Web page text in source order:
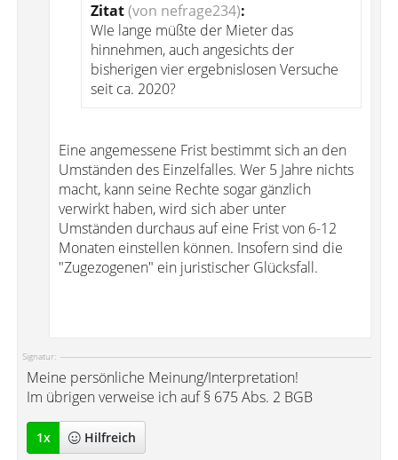
Zitat(von nefrage234):
WIe lange müßte der Mieter das
hinnehmen, auch angesichts der
bisherigen vier ergebnislosen Versuche
seit ca. 2020?
Eine angemessene Frist bestimmt sich an den
Umständen des Einzelfalles. Wer 5 Jahre nichts
macht, kann seine Rechte sogar gänzlich
verwirkt haben, wird sich aber unter
Umständen durchaus auf eine Frist von 6-12
Monaten einstellen können. Insofern sind die
"Zugezogenen" ein juristischer Glücksfall.
Signatur:
Meine persönliche Meinung/Interpretation!
Im übrigen verweise ich auf § 675 Abs. 2 BGB
1x Hilfreich